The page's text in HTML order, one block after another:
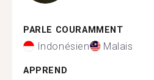
PARLE COURAMMENT
Indonésien Malais
APPREND